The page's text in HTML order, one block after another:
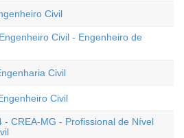
Civil
Civil - Engenheiro de
Civil
Civil
- CREA-MG - Profissional de Nível